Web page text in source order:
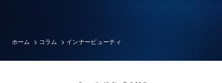
ホーム コラム インナービューティ